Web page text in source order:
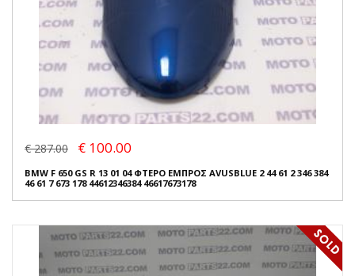
€ 287.00 € 100.00
BMW F 650 GS R 13 01 04 ΦΤΕΡΟ ΕΜΠΡΟΣ AVUSBLUE 2 44 61 2 346 384
46 61 7 673 178 44612346384 46617673178